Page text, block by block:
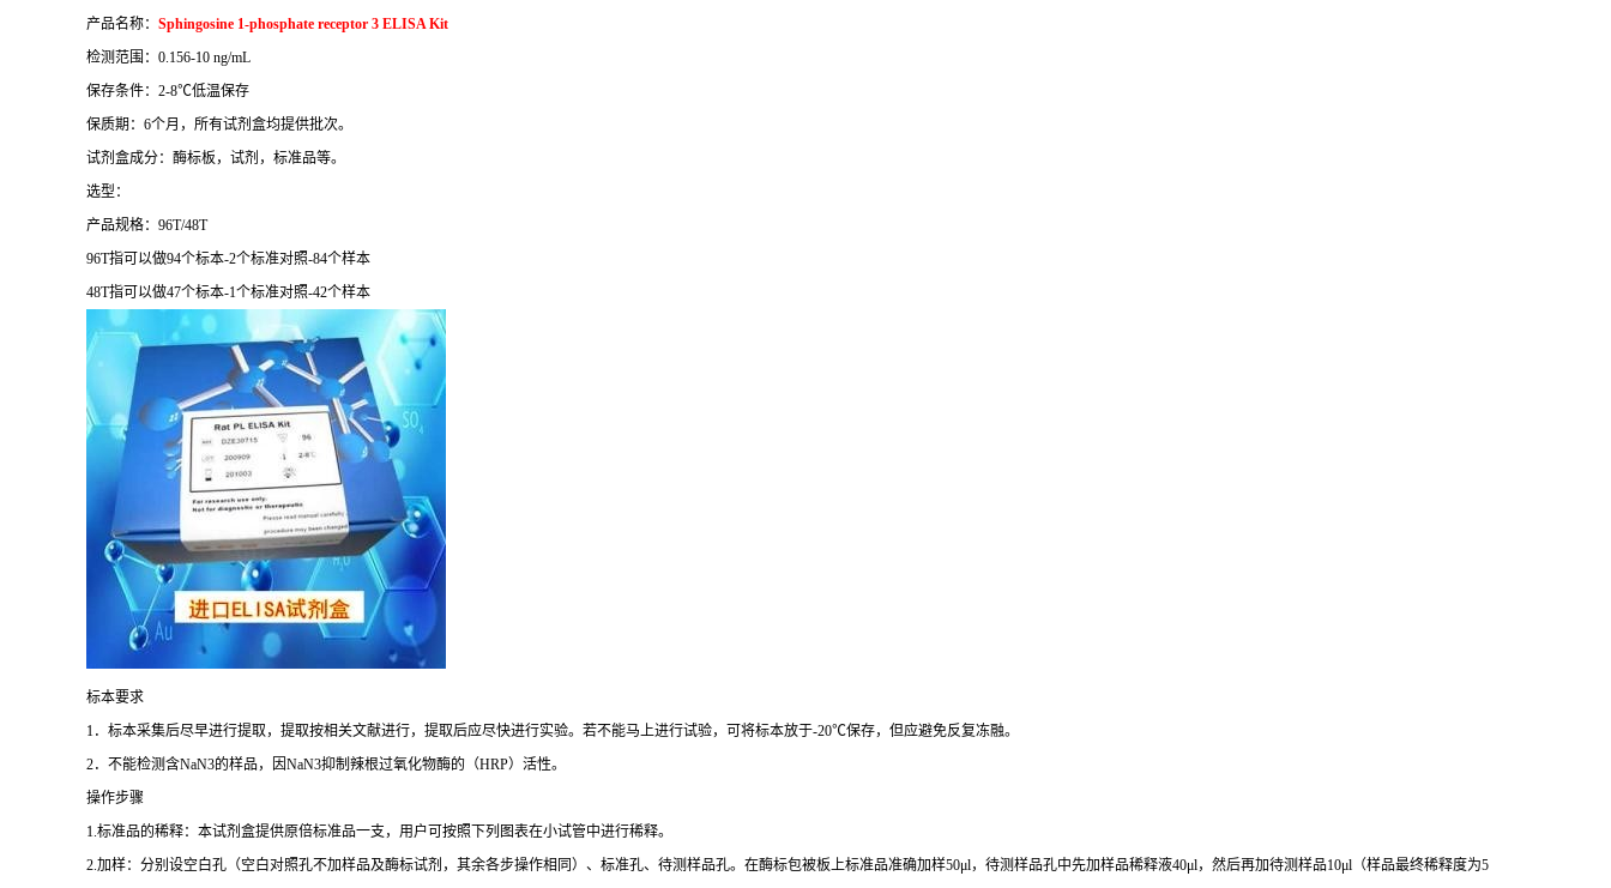
产品名称： Sphingosine 1-phosphate receptor 3 ELISA Kit
检测范围： 0.156-10 ng/mL
保存条件： 2-8℃低温保存
保质期： 6个月，所有试剂盒均提供批次。
试剂盒成分：酶标板，试剂，标准品等。
选型：
产品规格： 96T/48T
96T指可以做94个标本-2个标准对照-84个样本
48T指可以做47个标本-1个标准对照-42个样本
标本要求
1 ．标本采集后尽早进行提取，提取按相关文献进行，提取后应尽快进行实验。若不能马上进行试验，可将标本放于-20℃保存，但应避免反复冻融。
2．不能检测含NaN3的样品，因NaN3抑制辣根过氧化物酶的（HRP）活性。
操作步骤
1. 标准品的稀释：本试剂盒提供原倍标准品一支，用户可按照下列图表在小试管中进行稀释。
2. 加样：分别设空白孔（空白对照孔不加样品及酶标试剂，其余各步操作相同）、标准孔、待测样品孔。在酶标包被板上标准品准确加样50μl，待测样品孔中先加样品稀释液40μl，然后再加待测样品10μl （样品最终稀释度为5